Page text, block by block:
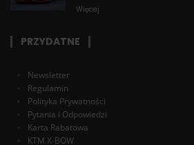
Więcej
PRZYDATNE
Newsletter
Regulamin
Polityka Prywatności
Pytania i Odpowiedzi
Karta Rabatowa
KTM X-BOW